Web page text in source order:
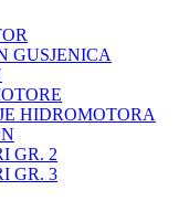
GUSJENICA
HIDROMOTORA
GR. 2
GR. 3